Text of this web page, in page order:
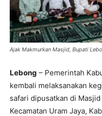
Ajak Makmurkan Masjid, Bupati
Lebong – Pemerintah
kembali melaksanakan
safari dipusatkan di
Kecamatan Uram Jaya,